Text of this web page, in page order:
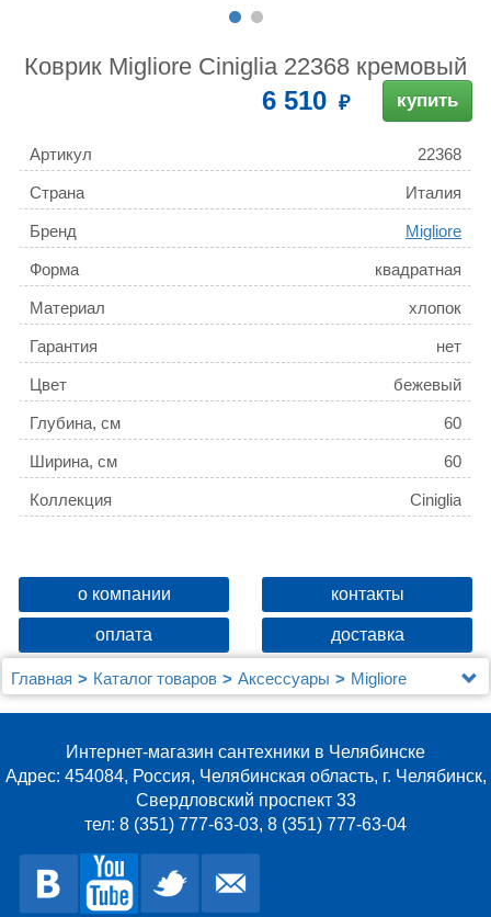
Коврик Migliore Ciniglia 22368 кремовый
6 510 купить
Артикул 22368
Страна Италия
Бренд Migliore
Форма квадратная
Материал хлопок
Гарантия нет
Цвет бежевый
Глубина, см 60
Ширина, см 60
Коллекция Ciniglia
о компании контакты
оплата доставка
Главная Каталог товаров Аксессуары
Migliore
Коврик Migliore Ciniglia 22368 кремовый
Интернет-магазин сантехники в Челябинске
Адрес: 454084, Россия, Челябинская область, г. Челябинск,
Свердловский проспект 33
тел: 8 (351) 777-63-03, 8 (351) 777-63-04